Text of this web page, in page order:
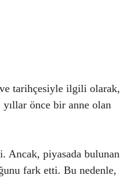
tarihçesiyle ilgili olarak,
önce bir anne olan
Ancak, piyasada bulunan
fark etti. Bu nedenle,